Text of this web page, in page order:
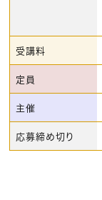
受講料
定員
主催
応募締め切り